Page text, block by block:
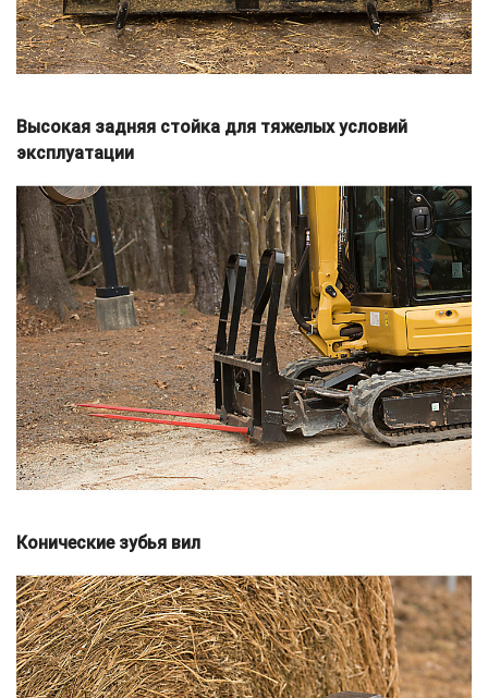
Высокая задняя стойка для тяжелых условий
эксплуатации
Конические зубья вил